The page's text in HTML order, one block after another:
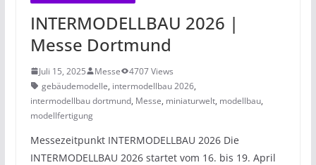
INTERMODELLBAU 2026 |
Messe Dortmund
Juli 15, 2025 Messe
4707 Views
gebäudemodelle, intermodellbau 2026,
intermodellbau dortmund, Messe, miniaturwelt, modellbau,
modellfertigung
Messezeitpunkt INTERMODELLBAU 2026 Die
INTERMODELLBAU 2026 startet vom 16. bis 19. April